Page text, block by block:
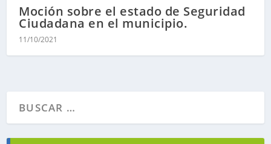
Moción sobre el estado de Seguridad
Ciudadana en el municipio.
11/10/2021